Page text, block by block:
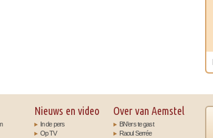
Nieuws en video
In de pers
Op TV
Over van Aemstel
BN’ers te gast
Raoul Serrée